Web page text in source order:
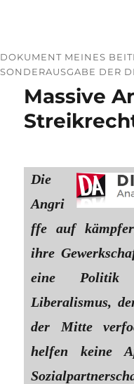
DOKUMENT MEINES
SONDERAUSGABE DER
Massive
Die
Angri
ffe auf
ihre
eine
Liberalismus,
der Mitte
helfen keine